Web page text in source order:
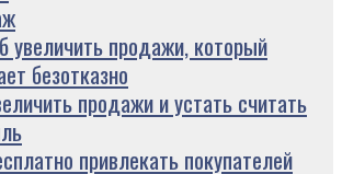
увеличить продажи, который
безотказно
продажи и устать считать
привлекать покупателей